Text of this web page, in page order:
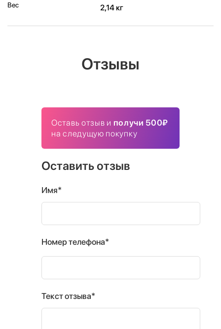
Вес 2,14 кг
Отзывы
Оставь отзыв и получи 500₽
на следущую покупку
Оставить отзыв
Имя*
Номер телефона*
Текст отзыва*